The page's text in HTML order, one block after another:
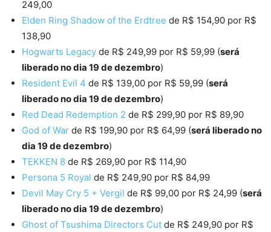
249,00
Elden Ring Shadow of the Erdtree de R$ 154,90 por R$
138,90
Hogwarts Legacy de R$ 249,99 por R$ 59,99 (será
liberado no dia 19 de dezembro)
Resident Evil 4 de R$ 139,00 por R$ 59,99 (será
liberado no dia 19 de dezembro)
Red Dead Redemption 2 de R$ 299,90 por R$ 89,90
God of War de R$ 199,90 por R$ 64,99 (será liberado no
dia 19 de dezembro)
TEKKEN 8 de R$ 269,90 por R$ 114,90
Persona 5 Royal de R$ 249,90 por R$ 84,99
Devil May Cry 5 + Vergil de R$ 99,00 por R$ 24,99 (será
liberado no dia 19 de dezembro)
Ghost of Tsushima Directors Cut de R$ 249,90 por R$